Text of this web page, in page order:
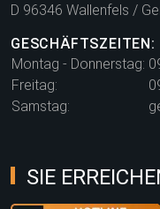
D 96346 Wallenfels /
GESCHÄFTSZEITEN:
Montag - Donnerstag:
Freitag:
Samstag:
SIE